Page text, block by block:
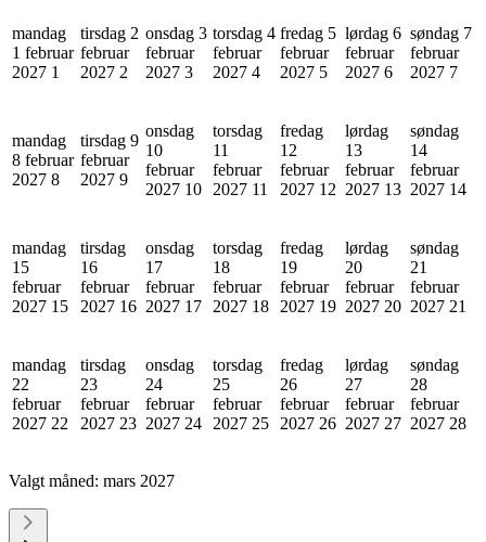
mandag
1 februar
2027 1
tirsdag 2
februar
2027 2
onsdag 3
februar
2027 3
torsdag 4
februar
2027 4
fredag 5
februar
2027 5
lørdag 6
februar
2027 6
søndag 7
februar
2027 7
mandag
8 februar
2027 8
tirsdag 9
februar
2027 9
onsdag
10
februar
2027 10
torsdag
11
februar
2027 11
fredag
12
februar
2027 12
lørdag
13
februar
2027 13
søndag
14
februar
2027 14
mandag
15
februar
2027 15
tirsdag
16
februar
2027 16
onsdag
17
februar
2027 17
torsdag
18
februar
2027 18
fredag
19
februar
2027 19
lørdag
20
februar
2027 20
søndag
21
februar
2027 21
mandag
22
februar
2027 22
tirsdag
23
februar
2027 23
onsdag
24
februar
2027 24
torsdag
25
februar
2027 25
fredag
26
februar
2027 26
lørdag
27
februar
2027 27
søndag
28
februar
2027 28
Valgt måned: mars 2027